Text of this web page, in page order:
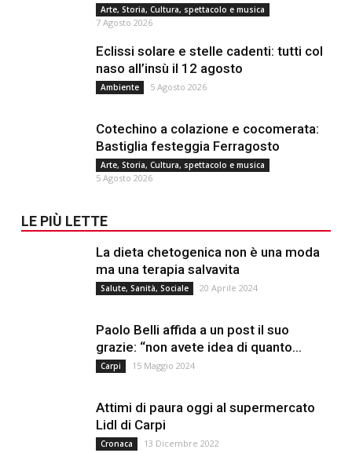
Arte, Storia, Cultura, spettacolo e musica
7 Agosto 2026
Eclissi solare e stelle cadenti: tutti col
naso all’insù il 12 agosto
Ambiente 5 Agosto 2026
Cotechino a colazione e cocomerata:
Bastiglia festeggia Ferragosto
Arte, Storia, Cultura, spettacolo e musica
5 Agosto 2026
LE PIÙ LETTE
La dieta chetogenica non è una moda
ma una terapia salvavita
Salute, Sanità, Sociale 20 Aprile 2024
Paolo Belli affida a un post il suo
grazie: “non avete idea di quanto...
Carpi 15 Maggio 2024
Attimi di paura oggi al supermercato
Lidl di Carpi
Cronaca 13 Dicembre 2022